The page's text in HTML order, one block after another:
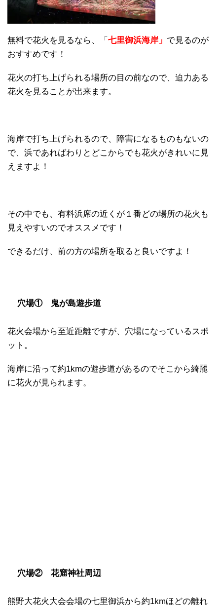
無料で花火を見るなら、「 七里御浜海岸」 で見るのが
おすすめです！
花火の打ち上げられる場所の目の前なので、迫力ある
花火を見ることが出来ます。
海岸で打ち上げられるので、障害になるものもないの
で、浜であればわりとどこからでも花火がきれいに見
えますよ！
その中でも、有料浜席の近くが１番どの場所の花火も
見えやすいのでオススメです！
できるだけ、前の方の場所を取ると良いですよ！
穴場① 鬼が島遊歩道
花火会場から至近距離ですが、穴場になっているスポ
ット。
海岸に沿って約1kmの遊歩道があるのでそこから綺麗
に花火が見られます。
穴場② 花窟神社周辺
熊野大花火大会会場の七里御浜から約1kmほどの離れ